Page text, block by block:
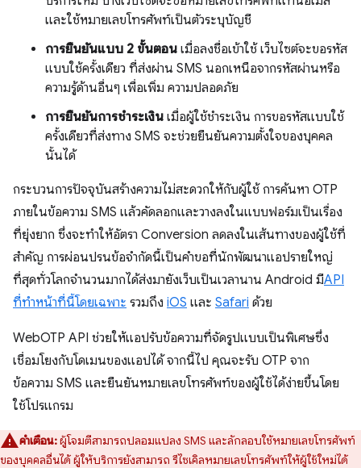
และใช้หมายเลขโทรศัพท์เป็นตัวระบุบัญชี
การยืนยันแบบ 2 ขั้นตอน เมื่อลงชื่อเข้าใช้ เว็บไซต์จะขอรหัส
แบบใช้ครั้งเดียว ที่ส่งผ่าน SMS นอกเหนือจากรหัสผ่านหรือ
ความรู้ด้านอื่นๆ เพื่อเพิ่ม ความปลอดภัย
การยืนยันการชำระเงิน เมื่อผู้ใช้ชำระเงิน การขอรหัสแบบใช้
ครั้งเดียวที่ส่งทาง SMS จะช่วยยืนยันความตั้งใจของบุคคล
นั้นได้
กระบวนการปัจจุบันสร้างความไม่สะดวกให้กับผู้ใช้ การค้นหา OTP
ภายในข้อความ SMS แล้วคัดลอกและวางลงในแบบฟอร์มเป็นเรื่อง
ที่ยุ่งยาก ซึ่งจะทำให้อัตรา Conversion ลดลงในเส้นทางของผู้ใช้ที่
สําคัญ การผ่อนปรนข้อจำกัดนี้เป็นคำขอที่นักพัฒนาแอปรายใหญ่
ที่สุดทั่วโลกจำนวนมากได้ส่งมายังเว็บเป็นเวลานาน Android มีAPI
ที่ทำหน้าที่นี้โดยเฉพาะ รวมถึง iOS และ Safari ด้วย
WebOTP API ช่วยให้แอปรับข้อความที่จัดรูปแบบเป็นพิเศษซึ่ง
เชื่อมโยงกับโดเมนของแอปได้ จากนี้ไป คุณจะรับ OTP จาก
ข้อความ SMS และยืนยันหมายเลขโทรศัพท์ของผู้ใช้ได้ง่ายขึ้นโดย
ใช้โปรแกรม
คำเตือน:ผู้โจมตีสามารถปลอมแปลง SMS และลักลอบใช้หมายเลขโทรศัพท์
ของบุคคลอื่นได้ ผู้ให้บริการยังสามารถ รีไซเคิลหมายเลขโทรศัพท์ให้ผู้ใช้ใหม่ได้